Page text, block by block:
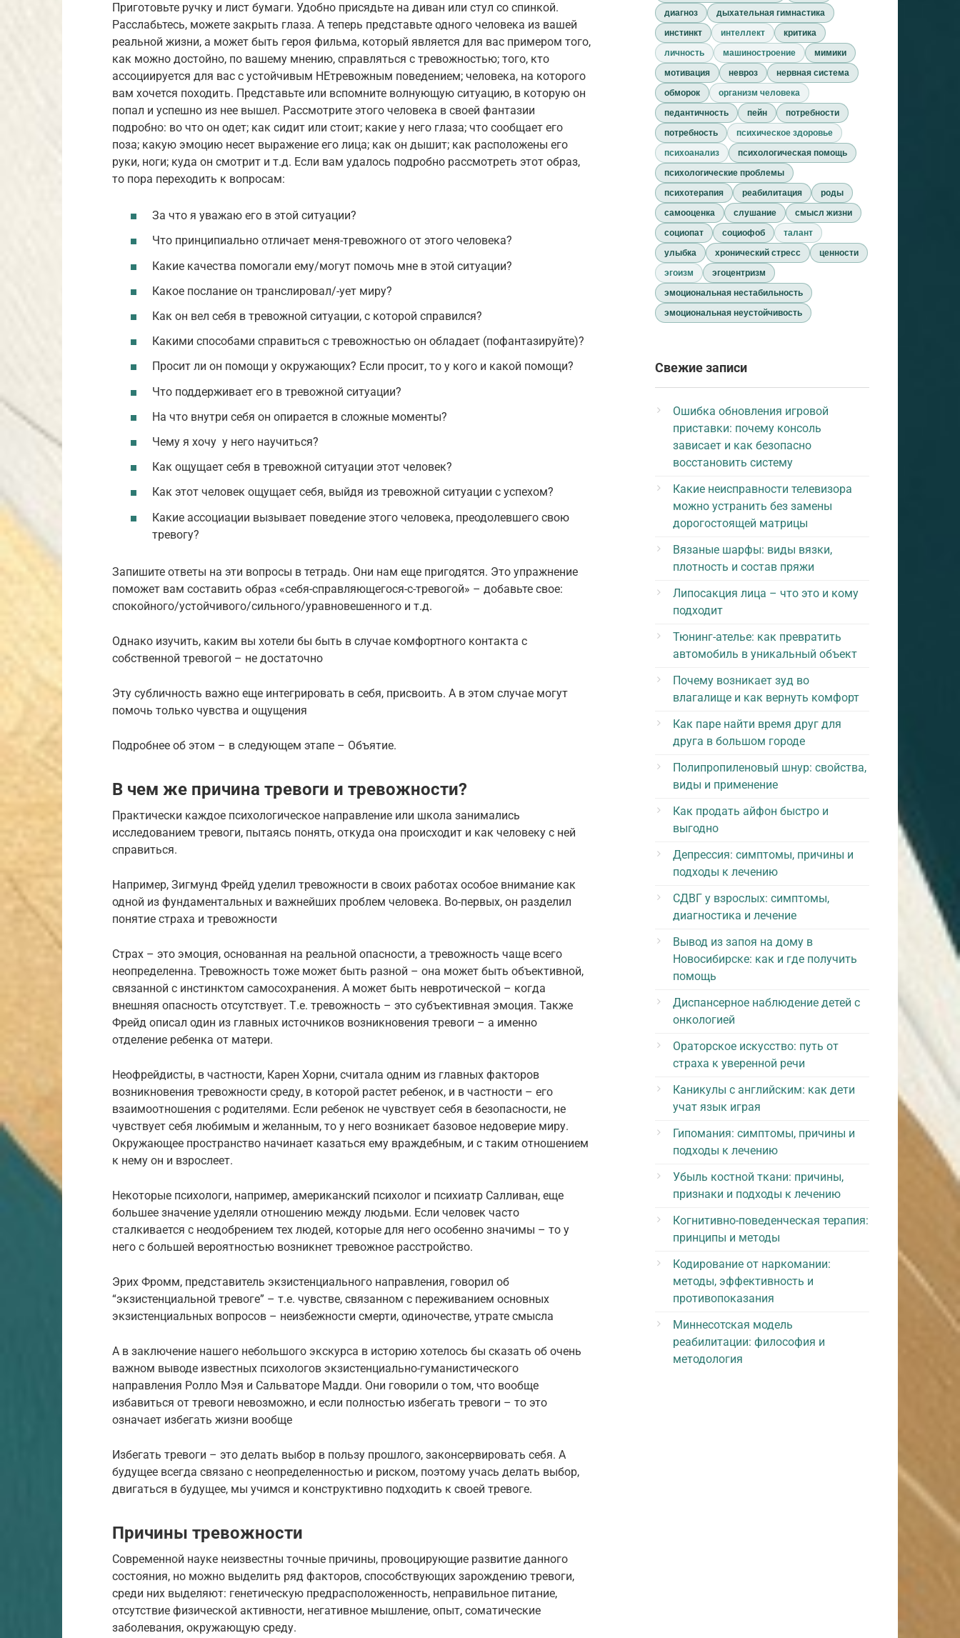
Приготовьте ручку и лист бумаги. Удобно присядьте на диван или стул со спинкой.
Расслабьтесь, можете закрыть глаза. А теперь представьте одного человека из вашей
реальной жизни, а может быть героя фильма, который является для вас примером того,
как можно достойно, по вашему мнению, справляться с тревожностью; того, кто
ассоциируется для вас с устойчивым НЕтревожным поведением; человека, на которого
вам хочется походить. Представьте или вспомните волнующую ситуацию, в которую он
попал и успешно из нее вышел. Рассмотрите этого человека в своей фантазии
подробно: во что он одет; как сидит или стоит; какие у него глаза; что сообщает его
поза; какую эмоцию несет выражение его лица; как он дышит; как расположены его
руки, ноги; куда он смотрит и т.д. Если вам удалось подробно рассмотреть этот образ,
то пора переходить к вопросам:
За что я уважаю его в этой ситуации?
Что принципиально отличает меня-тревожного от этого человека?
Какие качества помогали ему/могут помочь мне в этой ситуации?
Какое послание он транслировал/-ует миру?
Как он вел себя в тревожной ситуации, с которой справился?
Какими способами справиться с тревожностью он обладает (пофантазируйте)?
Просит ли он помощи у окружающих? Если просит, то у кого и какой помощи?
Что поддерживает его в тревожной ситуации?
На что внутри себя он опирается в сложные моменты?
Чему я хочу у него научиться?
Как ощущает себя в тревожной ситуации этот человек?
Как этот человек ощущает себя, выйдя из тревожной ситуации с успехом?
Какие ассоциации вызывает поведение этого человека, преодолевшего свою
тревогу?
Запишите ответы на эти вопросы в тетрадь. Они нам еще пригодятся. Это упражнение
поможет вам составить образ «себя-справляющегося-с-тревогой» – добавьте свое:
спокойного/устойчивого/сильного/уравновешенного и т.д.
Однако изучить, каким вы хотели бы быть в случае комфортного контакта с
собственной тревогой – не достаточно
Эту субличность важно еще интегрировать в себя, присвоить. А в этом случае могут
помочь только чувства и ощущения
Подробнее об этом – в следующем этапе – Объятие.
В чем же причина тревоги и тревожности?
Практически каждое психологическое направление или школа занимались
исследованием тревоги, пытаясь понять, откуда она происходит и как человеку с ней
справиться.
Например, Зигмунд Фрейд уделил тревожности в своих работах особое внимание как
одной из фундаментальных и важнейших проблем человека. Во-первых, он разделил
понятие страха и тревожности
Страх – это эмоция, основанная на реальной опасности, а тревожность чаще всего
неопределенна. Тревожность тоже может быть разной – она может быть объективной,
связанной с инстинктом самосохранения. А может быть невротической – когда
внешняя опасность отсутствует. Т.е. тревожность – это субъективная эмоция. Также
Фрейд описал один из главных источников возникновения тревоги – а именно
отделение ребенка от матери.
Неофрейдисты, в частности, Карен Хорни, считала одним из главных факторов
возникновения тревожности среду, в которой растет ребенок, и в частности – его
взаимоотношения с родителями. Если ребенок не чувствует себя в безопасности, не
чувствует себя любимым и желанным, то у него возникает базовое недоверие миру.
Окружающее пространство начинает казаться ему враждебным, и с таким отношением
к нему он и взрослеет.
Некоторые психологи, например, американский психолог и психиатр Салливан, еще
большее значение уделяли отношению между людьми. Если человек часто
сталкивается с неодобрением тех людей, которые для него особенно значимы – то у
него с большей вероятностью возникнет тревожное расстройство.
Эрих Фромм, представитель экзистенциального направления, говорил об
“экзистенциальной тревоге” – т.е. чувстве, связанном с переживанием основных
экзистенциальных вопросов – неизбежности смерти, одиночестве, утрате смысла
А в заключение нашего небольшого экскурса в историю хотелось бы сказать об очень
важном выводе известных психологов экзистенциально-гуманистического
направления Ролло Мэя и Сальваторе Мадди. Они говорили о том, что вообще
избавиться от тревоги невозможно, и если полностью избегать тревоги – то это
означает избегать жизни вообще
Избегать тревоги – это делать выбор в пользу прошлого, законсервировать себя. А
будущее всегда связано с неопределенностью и риском, поэтому учась делать выбор,
двигаться в будущее, мы учимся и конструктивно подходить к своей тревоге.
Причины тревожности
Современной науке неизвестны точные причины, провоцирующие развитие данного
состояния, но можно выделить ряд факторов, способствующих зарождению тревоги,
среди них выделяют: генетическую предрасположенность, неправильное питание,
отсутствие физической активности, негативное мышление, опыт, соматические
заболевания, окружающую среду.
диагноз
дыхательная гимнастика
инстинкт
интеллект
критика
личность
машиностроение
мимики
мотивация
невроз
нервная система
обморок
организм человека
педантичность
пейн
потребности
потребность
психическое здоровье
психоанализ
психологическая помощь
психологические проблемы
психотерапия
реабилитация
роды
самооценка
слушание
смысл жизни
социопат
социофоб
талант
улыбка
хронический стресс
ценности
эгоизм
эгоцентризм
эмоциональная нестабильность
эмоциональная неустойчивость
Свежие записи
Ошибка обновления игровой
приставки: почему консоль
зависает и как безопасно
восстановить систему
Какие неисправности телевизора
можно устранить без замены
дорогостоящей матрицы
Вязаные шарфы: виды вязки,
плотность и состав пряжи
Липосакция лица – что это и кому
подходит
Тюнинг-ателье: как превратить
автомобиль в уникальный объект
Почему возникает зуд во
влагалище и как вернуть комфорт
Как паре найти время друг для
друга в большом городе
Полипропиленовый шнур: свойства,
виды и применение
Как продать айфон быстро и
выгодно
Депрессия: симптомы, причины и
подходы к лечению
СДВГ у взрослых: симптомы,
диагностика и лечение
Вывод из запоя на дому в
Новосибирске: как и где получить
помощь
Диспансерное наблюдение детей с
онкологией
Ораторское искусство: путь от
страха к уверенной речи
Каникулы с английским: как дети
учат язык играя
Гипомания: симптомы, причины и
подходы к лечению
Убыль костной ткани: причины,
признаки и подходы к лечению
Когнитивно-поведенческая терапия:
принципы и методы
Кодирование от наркомании:
методы, эффективность и
противопоказания
Миннесотская модель
реабилитации: философия и
методология